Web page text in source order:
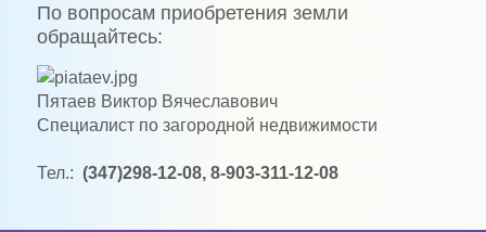
По вопросам приобретения земли
обращайтесь:
Пятаев Виктор Вячеславович
Специалист по загородной недвижимости
Тел.: (347)298-12-08, 8-903-311-12-08